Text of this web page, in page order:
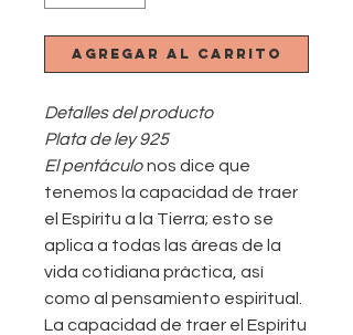
Agregar al carrito
Detalles del producto
Plata de ley 925
El pentáculo nos dice que
tenemos la capacidad de traer
el Espíritu a la Tierra; esto se
aplica a todas las áreas de la
vida cotidiana práctica, así
como al pensamiento espiritual.
La capacidad de traer el Espíritu